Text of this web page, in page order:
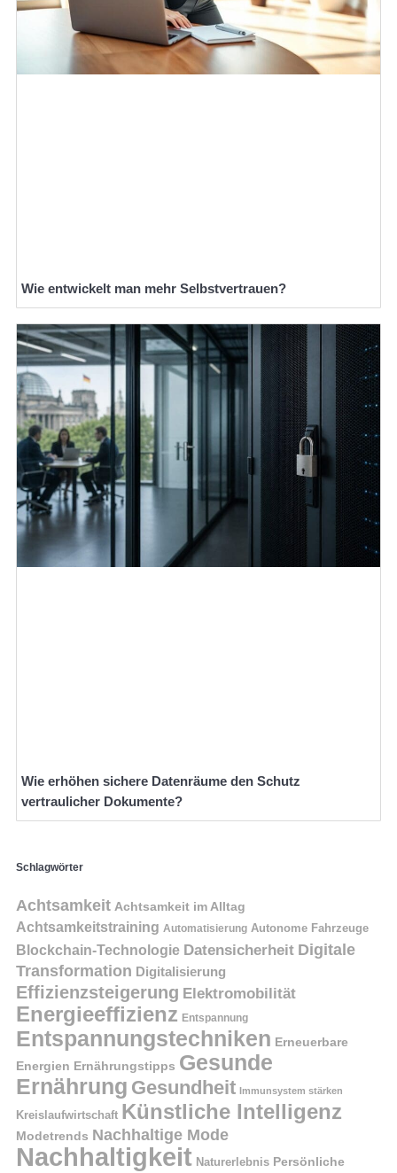
Wie entwickelt man mehr Selbstvertrauen?
Wie erhöhen sichere Datenräume den Schutz
vertraulicher Dokumente?
Schlagwörter
Achtsamkeit Achtsamkeit im Alltag
Achtsamkeitstraining Automatisierung Autonome Fahrzeuge
Blockchain-Technologie Datensicherheit Digitale
Transformation Digitalisierung
Effizienzsteigerung Elektromobilität
Energieeffizienz Entspannung
Entspannungstechniken Erneuerbare
Energien Ernährungstipps Gesunde
Ernährung Gesundheit Immunsystem stärken
Kreislaufwirtschaft Künstliche Intelligenz
Modetrends Nachhaltige Mode
Nachhaltigkeit Naturerlebnis Persönliche